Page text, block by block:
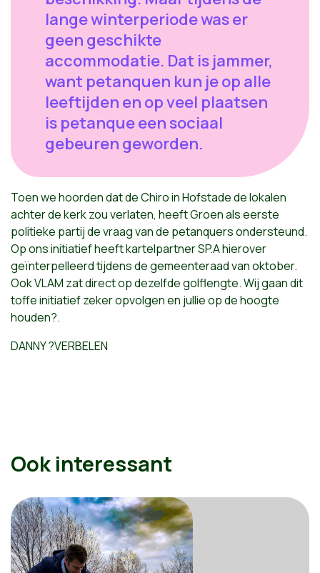
lange winterperiode was er
geen geschikte
accommodatie. Dat is jammer,
want petanquen kun je op alle
leeftijden en op veel plaatsen
is petanque een sociaal
gebeuren geworden.
Toen we hoorden dat de Chiro in Hofstade de lokalen
achter de kerk zou verlaten, heeft Groen als eerste
politieke partij de vraag van de petanquers ondersteund.
Op ons initiatief heeft kartelpartner SP.A hierover
geïnterpelleerd tijdens de gemeenteraad van oktober.
Ook VLAM zat direct op dezelfde golflengte. Wij gaan dit
toffe initiatief zeker opvolgen en jullie op de hoogte
houden?.
DANNY ?VERBELEN
Ook interessant